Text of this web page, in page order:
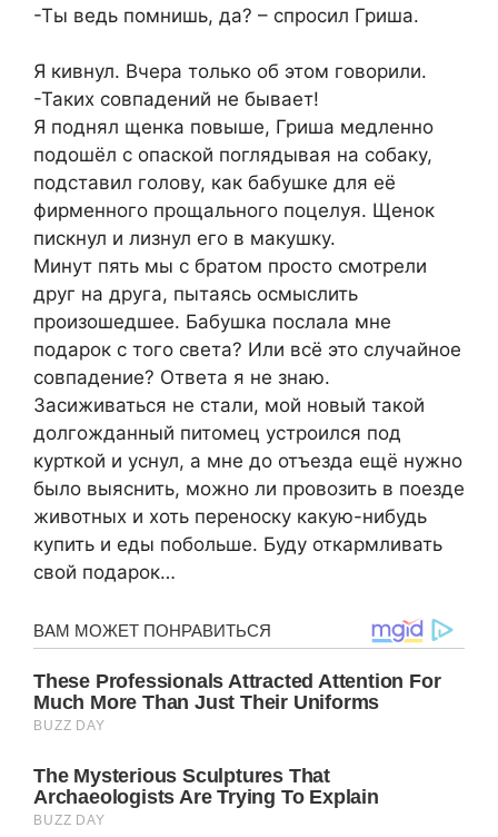
-Ты ведь помнишь, да? – спросил Гриша.
Я кивнул. Вчера только об этом говорили.
-Таких совпадений не бывает!
Я поднял щенка повыше, Гриша медленно
подошёл с опаской поглядывая на собаку,
подставил голову, как бабушке для её
фирменного прощального поцелуя. Щенок
пискнул и лизнул его в макушку.
Минут пять мы с братом просто смотрели
друг на друга, пытаясь осмыслить
произошедшее. Бабушка послала мне
подарок с того света? Или всё это случайное
совпадение? Ответа я не знаю.
Засиживаться не стали, мой новый такой
долгожданный питомец устроился под
курткой и уснул, а мне до отъезда ещё нужно
было выяснить, можно ли провозить в поезде
животных и хоть переноску какую-нибудь
купить и еды побольше. Буду откармливать
свой подарок…